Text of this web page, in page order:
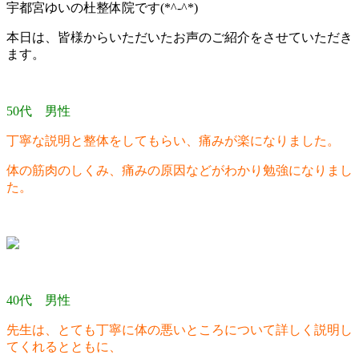
宇都宮ゆいの杜整体院です(*^-^*)
本日は、皆様からいただいたお声のご紹介をさせていただき
ます。
50代 男性
丁寧な説明と整体をしてもらい、痛みが楽になりました。
体の筋肉のしくみ、痛みの原因などがわかり勉強になりまし
た。
40代 男性
先生は、とても丁寧に体の悪いところについて詳しく説明し
てくれるとともに、